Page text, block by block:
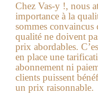
Chez Vas-y !, nous
importance à la
sommes convaincus
qualité ne doivent
prix abordables.
en place une
abonnement ni
clients puissent
un prix raisonnable.